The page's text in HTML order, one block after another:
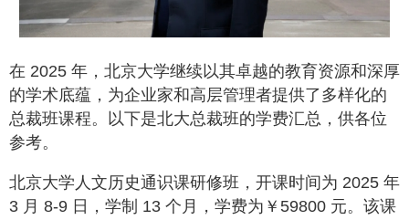
在 2025 年，北京大学继续以其卓越的教育资源和深厚
的学术底蕴，为企业家和高层管理者提供了多样化的
总裁班课程。以下是北大总裁班的学费汇总，供各位
参考。
北京大学人文历史通识课研修班，开课时间为 2025 年
3 月 8-9 日，学制 13 个月，学费为￥59800 元。该课